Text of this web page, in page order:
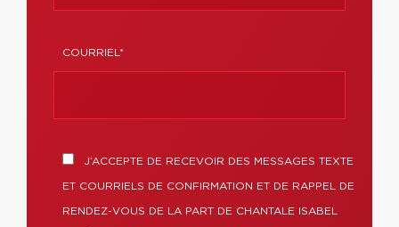
COURRIEL*
J’ACCEPTE DE RECEVOIR DES MESSAGES TEXTE
ET COURRIELS DE CONFIRMATION ET DE RAPPEL DE
RENDEZ-VOUS DE LA PART DE CHANTALE ISABEL